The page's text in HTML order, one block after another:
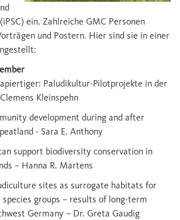
ein. Zahlreiche GMC Personen
und Postern. Hier sind sie in einer
Paludikultur-Pilotprojekte in der
Kleinspehn
development during and after
- Sara E. Anthony
support biodiversity conservation in
– Hanna R. Martens
sites as surrogate habitats for
species groups – results of long-term
Germany – Dr. Greta Gaudig